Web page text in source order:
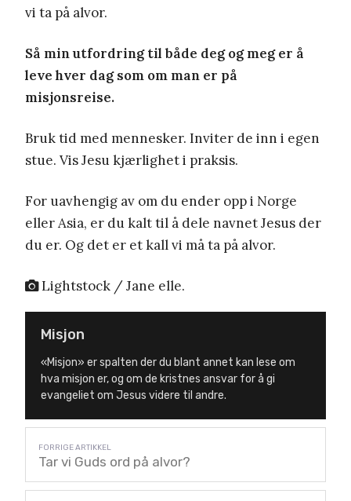
vi ta på alvor.
Så min utfordring til både deg og meg er å
leve hver dag som om man er på
misjonsreise.
Bruk tid med mennesker. Inviter de inn i egen
stue. Vis Jesu kjærlighet i praksis.
For uavhengig av om du ender opp i Norge
eller Asia, er du kalt til å dele navnet Jesus der
du er. Og det er et kall vi må ta på alvor.
Lightstock / Jane elle.
Misjon
«Misjon» er spalten der du blant annet kan lese om
hva misjon er, og om de kristnes ansvar for å gi
evangeliet om Jesus videre til andre.
Tar vi Guds ord på alvor?